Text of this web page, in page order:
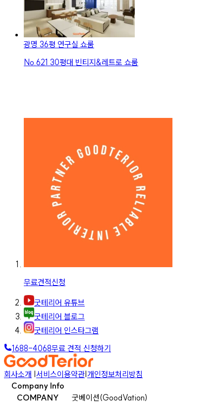
광명 36평 연구실 쇼룸
No. 621 30평대 빈티지&레트로 쇼룸
무료견적신청
굿테리어 유튜브
굿테리어 블로그
굿테리어 인스타그램
1688-4068무료 견적 신청하기
회사소개 |서비스이용약관|개인정보처리방침
Company Info
COMPANY
굿베이션(GoodVation)